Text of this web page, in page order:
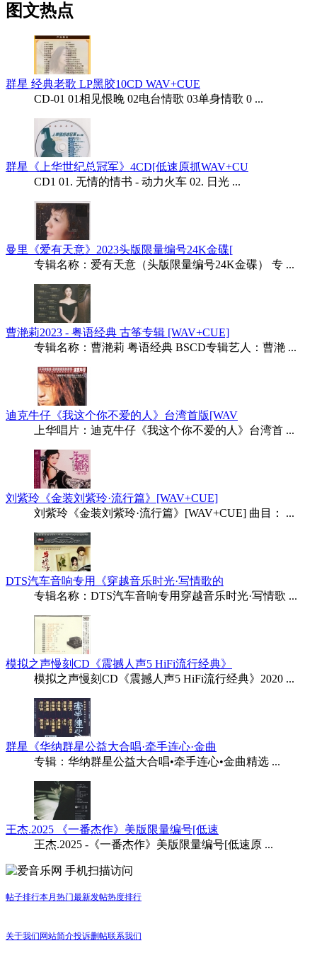
图文热点
群星 经典老歌 LP黑胶10CD WAV+CUE
CD-01 01相见恨晚 02电台情歌 03单身情歌 0 ...
群星《上华世纪总冠军》4CD[低速原抓WAV+CU
CD1 01. 无情的情书 - 动力火车 02. 日光 ...
曼里《爱有天意》2023头版限量编号24K金碟[
专辑名称：爱有天意（头版限量编号24K金碟） 专 ...
曹滟莉2023 - 粤语经典 古筝专辑 [WAV+CUE]
专辑名称：曹滟莉 粤语经典 BSCD专辑艺人：曹滟 ...
迪克牛仔《我这个你不爱的人》台湾首版[WAV
上华唱片：迪克牛仔《我这个你不爱的人》台湾首 ...
刘紫玲《金装刘紫玲·流行篇》[WAV+CUE]
刘紫玲《金装刘紫玲·流行篇》[WAV+CUE] 曲目： ...
DTS汽车音响专用《穿越音乐时光·写情歌的
专辑名称：DTS汽车音响专用穿越音乐时光·写情歌 ...
模拟之声慢刻CD《震撼人声5 HiFi流行经典》
模拟之声慢刻CD《震撼人声5 HiFi流行经典》2020 ...
群星《华纳群星公益大合唱·牵手连心·金曲
专辑：华纳群星公益大合唱•牵手连心•金曲精选 ...
王杰.2025 《一番杰作》美版限量编号[低速
王杰.2025 -《一番杰作》美版限量编号[低速原 ...
手机扫描访问
帖子排行本月热门最新发帖热度排行
关于我们 网站简介投诉删帖联系我们